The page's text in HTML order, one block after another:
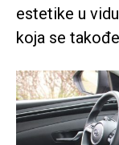
estetike u
koja se